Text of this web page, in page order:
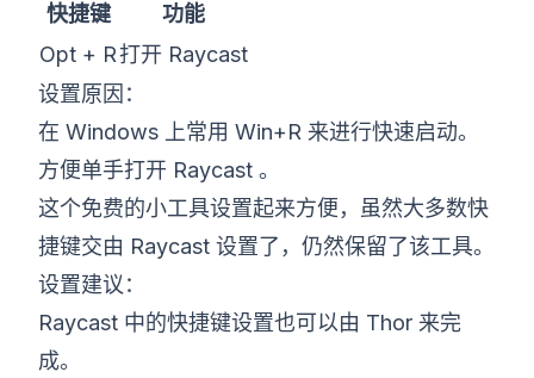
快捷键
功能
Opt + R打开 Raycast
设置原因：
在 Windows 上常用 Win+R 来进行快速启动。
方便单手打开 Raycast 。
这个免费的小工具设置起来方便，虽然大多数快
捷键交由 Raycast 设置了，仍然保留了该工具。
设置建议：
Raycast 中的快捷键设置也可以由 Thor 来完
成。